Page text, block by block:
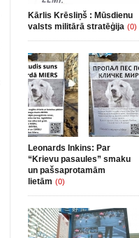
Kārlis Krēsliņš : Mūsdienu
valsts militārā stratēģija (0)
Leonards Inkins: Par
“Krievu pasaules” smaku
un pašsaprotamām
lietām (0)